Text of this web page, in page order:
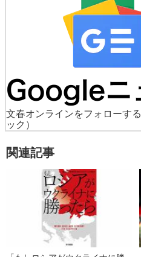
文春オンラインをフォローする
ック）
関連記事